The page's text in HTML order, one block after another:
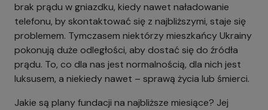
brak prądu w gniazdku, kiedy nawet naładowanie
telefonu, by skontaktować się z najbliższymi, staje się
problemem. Tymczasem niektórzy mieszkańcy Ukrainy
pokonują duże odległości, aby dostać się do źródła
prądu. To, co dla nas jest normalnością, dla nich jest
luksusem, a niekiedy nawet – sprawą życia lub śmierci.
Jakie są plany fundacji na najbliższe miesiące? Jej